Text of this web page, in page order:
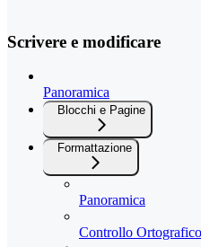
Scrivere e modificare
Panoramica
Blocchi e Pagine
Formattazione
Panoramica
Controllo